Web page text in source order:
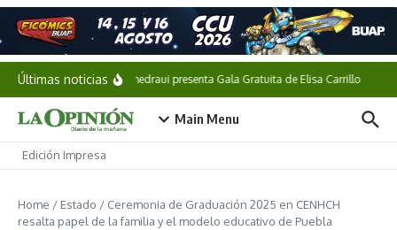
Saltar al contenido
Últimas noticiasPepe Chedraui presenta Gala Gratuita de Elisa Carrillo
Main Menu
Edición Impresa
Home / Estado / Ceremonia de Graduación 2025 en CENHCH
resalta papel de la familia y el modelo educativo de Puebla